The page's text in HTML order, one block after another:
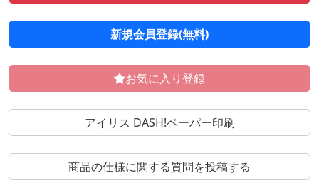
新規会員登録(無料)
お気に入り登録
アイリス DASH!ペーパー印刷
商品の仕様に関する質問を投稿する